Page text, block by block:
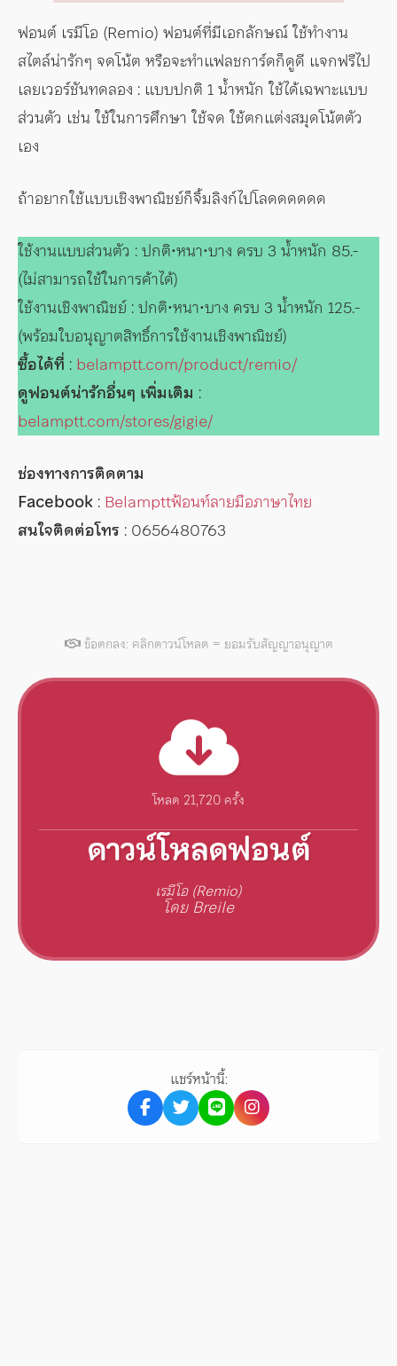
ฟอนต์ เรมีโอ (Remio) ฟอนต์ที่มีเอกลักษณ์ ใช้ทำงาน
สไตล์น่ารักๆ จดโน้ต หรือจะทำแฟลชการ์ดก็ดูดี แจกฟรีไป
เลยเวอร์ชันทดลอง : แบบปกติ 1 น้ำหนัก ใช้ได้เฉพาะแบบ
ส่วนตัว เช่น ใช้ในการศึกษา ใช้จด ใช้ตกแต่งสมุดโน้ตตัว
เอง
ถ้าอยากใช้แบบเชิงพาณิชย์ก็จิ้มลิงก์ไปโลดดดดดด
ใช้งานแบบส่วนตัว : ปกติ•หนา•บาง ครบ 3 น้ำหนัก 85.-
(ไม่สามารถใช้ในการค้าได้)
ใช้งานเชิงพาณิชย์ : ปกติ•หนา•บาง ครบ 3 น้ำหนัก 125.-
(พร้อมใบอนุญาตสิทธิ์การใช้งานเชิงพาณิชย์)
ซื้อได้ที่ : belamptt.com/product/remio/
ดูฟอนต์น่ารักอื่นๆ เพิ่มเติม :
belamptt.com/stores/gigie/
ช่องทางการติดตาม
Facebook : Belampttฟ้อนท์ลายมือภาษาไทย
สนใจติดต่อโทร : 0656480763
ข้อตกลง: คลิกดาวน์โหลด = ยอมรับสัญญาอนุญาต
โหลด 21,720 ครั้ง
ดาวน์โหลดฟอนต์
เรมีโอ (Remio)
โดย Breile
แชร์หน้านี้: